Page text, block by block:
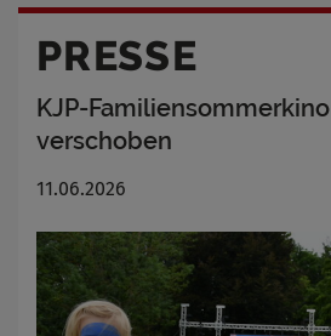
PRESSE
KJP-
verschoben
11.06.2026